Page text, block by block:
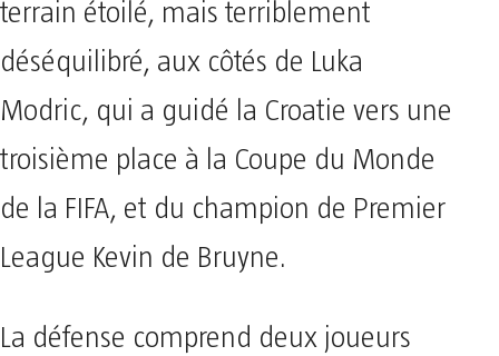
terrain étoilé, mais terriblement
déséquilibré, aux côtés de Luka
Modric, qui a guidé la Croatie vers une
troisième place à la Coupe du Monde
de la FIFA, et du champion de Premier
League Kevin de Bruyne.
La défense comprend deux joueurs